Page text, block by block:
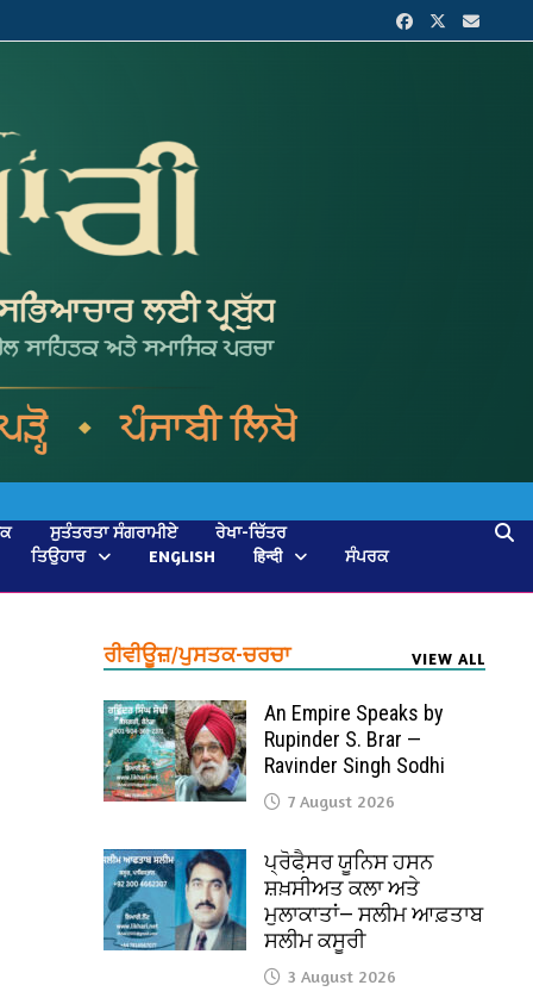
ਸੁਤੰਤਰਤਾ ਸੰਗਰਾਮੀਏ
ਰੇਖਾ-ਚਿੱਤਰ
ਤਿਉਹਾਰ
ENGLISH हिन्दी ਸੰਪਰਕ
ਰੀਵੀਊਜ਼/ਪੁਸਤਕ-ਚਰਚਾ VIEW ALL
An Empire Speaks by
Rupinder S. Brar —
Ravinder Singh Sodhi
7 August 2026
ਪ੍ਰੋਫੈ਼ਸਰ ਯੂਨਿਸ ਹਸਨ
ਸ਼ਖ਼ਸੀਅਤ ਕਲਾ ਅਤੇ
ਮੁਲਾਕਾਤਾਂ— ਸਲੀਮ ਆਫ਼ਤਾਬ
ਸਲੀਮ ਕਸੂਰੀ
3 August 2026